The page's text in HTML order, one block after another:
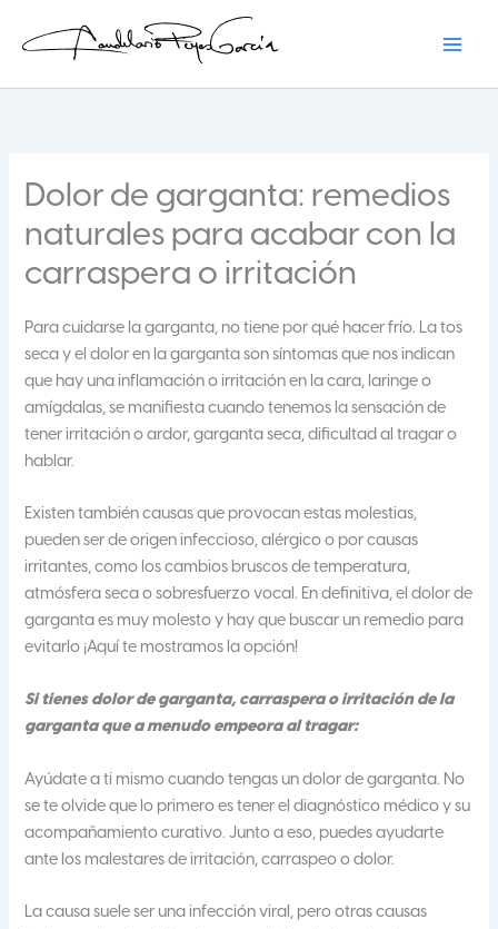
Dolor de garganta: remedios
naturales para acabar con la
carraspera o irritación
Para cuidarse la garganta, no tiene por qué hacer frío. La tos
seca y el dolor en la garganta son síntomas que nos indican
que hay una inflamación o irritación en la cara, laringe o
amígdalas, se manifiesta cuando tenemos la sensación de
tener irritación o ardor, garganta seca, dificultad al tragar o
hablar.
Existen también causas que provocan estas molestias,
pueden ser de origen infeccioso, alérgico o por causas
irritantes, como los cambios bruscos de temperatura,
atmósfera seca o sobresfuerzo vocal. En definitiva, el dolor de
garganta es muy molesto y hay que buscar un remedio para
evitarlo ¡Aquí te mostramos la opción!
Si tienes dolor de garganta, carraspera o irritación de la
garganta que a menudo empeora al tragar:
Ayúdate a ti mismo cuando tengas un dolor de garganta. No
se te olvide que lo primero es tener el diagnóstico médico y su
acompañamiento curativo. Junto a eso, puedes ayudarte
ante los malestares de irritación, carraspeo o dolor.
La causa suele ser una infección viral, pero otras causas